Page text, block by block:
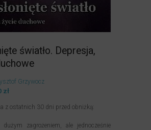
światło. Depresja,
Grzywocz
złAktualna
wynosi:
z ostatnich 30 dni przed obniżką:
dużym zagrożeniem, ale jednocześnie